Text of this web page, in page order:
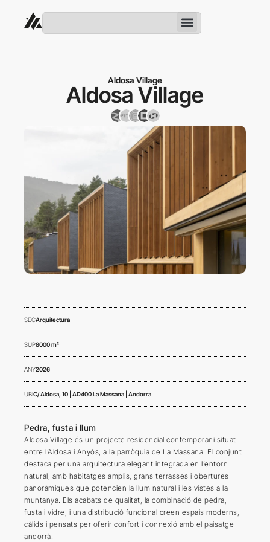
Aldosa Village
Aldosa Village
SECArquitectura
SUP8000 m²
ANY2026
UBIC/ Aldosa, 10 | AD400 La Massana | Andorra
Pedra, fusta i llum
Aldosa Village és un projecte residencial contemporani situat
entre l’Aldosa i Anyós, a la parròquia de La Massana. El conjunt
destaca per una arquitectura elegant integrada en l’entorn
natural, amb habitatges amplis, grans terrasses i obertures
panoràmiques que potencien la llum natural i les vistes a la
muntanya. Els acabats de qualitat, la combinació de pedra,
fusta i vidre, i una distribució funcional creen espais moderns,
càlids i pensats per oferir confort i connexió amb el paisatge
andorrà.